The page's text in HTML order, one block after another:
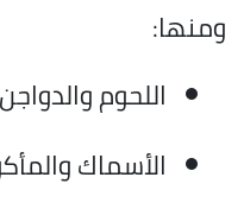
ومنها:
اللحوم
الأسماك